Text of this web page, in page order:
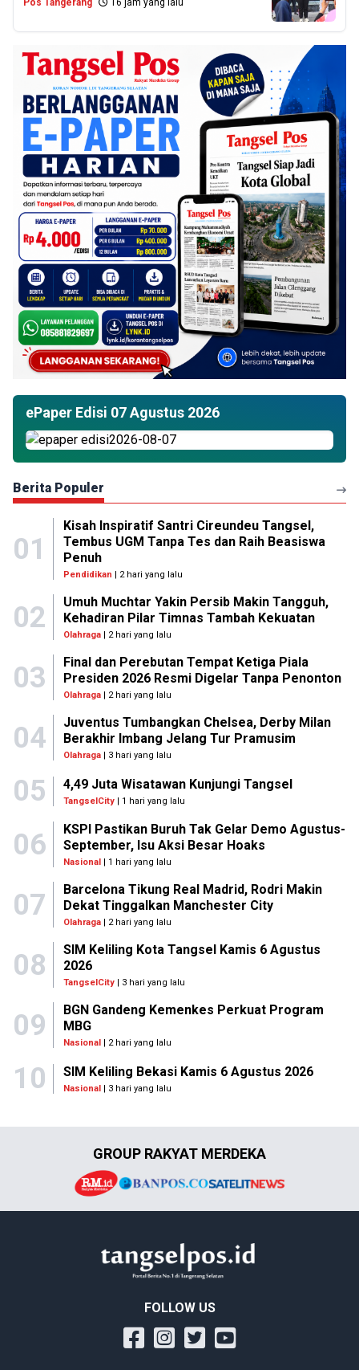
Pos Tangerang 16 jam yang lalu
ePaper Edisi 07 Agustus 2026
Berita Populer
01
Kisah Inspiratif Santri Cireundeu Tangsel,
Tembus UGM Tanpa Tes dan Raih Beasiswa
Penuh
Pendidikan | 2 hari yang lalu
02
Umuh Muchtar Yakin Persib Makin Tangguh,
Kehadiran Pilar Timnas Tambah Kekuatan
Olahraga| 2 hari yang lalu
03
Final dan Perebutan Tempat Ketiga Piala
Presiden 2026 Resmi Digelar Tanpa Penonton
Olahraga| 2 hari yang lalu
04
Juventus Tumbangkan Chelsea, Derby Milan
Berakhir Imbang Jelang Tur Pramusim
Olahraga| 3 hari yang lalu
05 4,49 Juta Wisatawan Kunjungi Tangsel
TangselCity | 1 hari yang lalu
06
KSPI Pastikan Buruh Tak Gelar Demo Agustus-
September, Isu Aksi Besar Hoaks
Nasional| 1 hari yang lalu
07
Barcelona Tikung Real Madrid, Rodri Makin
Dekat Tinggalkan Manchester City
Olahraga| 2 hari yang lalu
08
SIM Keliling Kota Tangsel Kamis 6 Agustus
2026
TangselCity| 3 hari yang lalu
09
BGN Gandeng Kemenkes Perkuat Program
MBG
Nasional| 2 hari yang lalu
10 SIM Keliling Bekasi Kamis 6 Agustus 2026
Nasional | 3 hari yang lalu
GROUP RAKYAT MERDEKA
FOLLOW US